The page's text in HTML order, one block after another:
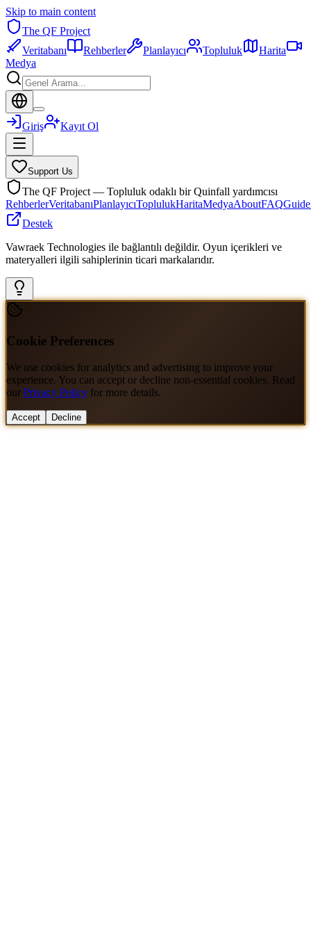
Skip to main content
The QF Project
Veritabanı
Rehberler Planlayıcı Topluluk
Harita
Medya
Giriş Kayıt Ol
Support Us
The QF Project — Topluluk odaklı bir Quinfall yardımcısı
RehberlerVeritabanıPlanlayıcıToplulukHaritaMedyaAboutFAQ
Destek
Vawraek Technologies ile bağlantılı değildir. Oyun içerikleri ve
materyalleri ilgili sahiplerinin ticari markalarıdır.
Cookie Preferences
We use cookies for analytics and advertising to improve your
experience. You can accept or decline non-essential cookies. Read
our Privacy Policy for more details.
Accept Decline